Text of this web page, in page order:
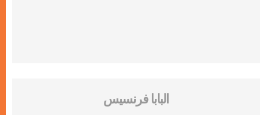
البابا فرنسيس